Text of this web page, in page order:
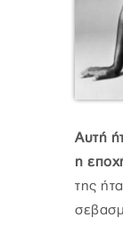
Αυτή
η
της